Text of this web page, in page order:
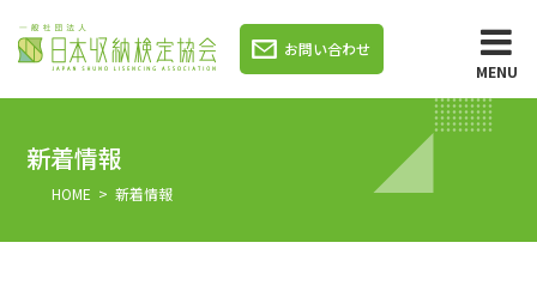
お問い合わせ
MENU
新着情報
HOME > 新着情報